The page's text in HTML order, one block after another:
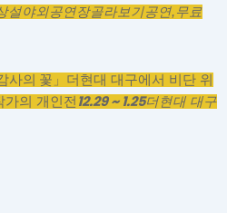
설야외공연장골라보기공연,무료
의 꽃」
더현대 대구에서 비단 위
가의 개인전 12.29 ~ 1.25더현대 대구